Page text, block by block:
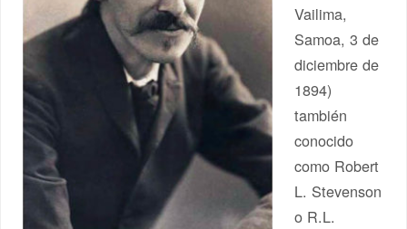
Vailima,
Samoa, 3 de
diciembre de
1894)
también
conocido
como Robert
L. Stevenson
o R.L.